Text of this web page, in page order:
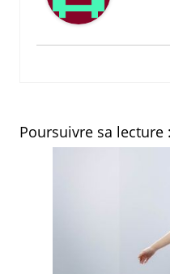
Poursuivre sa lecture :